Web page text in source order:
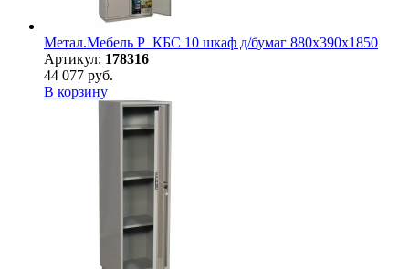
Метал.Мебель P_КБC 10 шкаф д/бумаг 880х390х1850
Артикул: 178316
44 077 руб.
В корзину